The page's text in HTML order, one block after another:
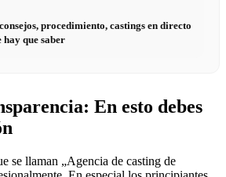
procedimiento, castings en directo
que saber
En esto debes
se llaman „Agencia de casting de